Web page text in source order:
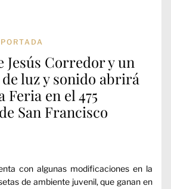
PORTADA
Jesús Corredor y un
luz y sonido abrirá
Feria en el 475
San Francisco
con algunas modificaciones en la
de ambiente juvenil, que ganan en